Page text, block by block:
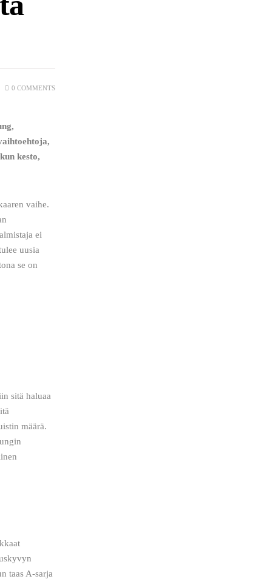
0 COMMENTS
kesto,
ei
uusia
se on
sitä haluaa
määrä.
taas A-sarja